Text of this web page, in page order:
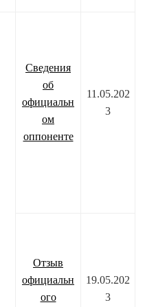
Сведения
об
официальн
ом
оппоненте
11.05.202
3
Отзыв
официальн
ого
19.05.202
3